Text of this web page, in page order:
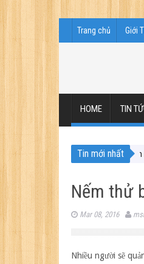
Trang chủ Giới
HOME TIN
Tin mới nhất
Du lịch
Nếm thử
Mar 08, 2016
Nhiều người sẽ